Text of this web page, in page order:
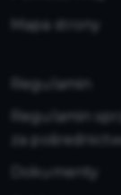
Mapa strony
Regulamin
Regulamin
za
Dokumenty